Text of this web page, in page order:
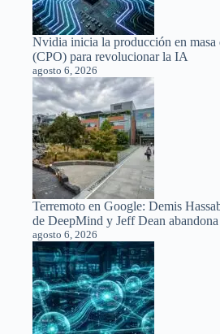
Nvidia inicia la producción en masa
(CPO) para revolucionar la IA
agosto 6, 2026
Terremoto en Google: Demis
de DeepMind y Jeff Dean
agosto 6, 2026